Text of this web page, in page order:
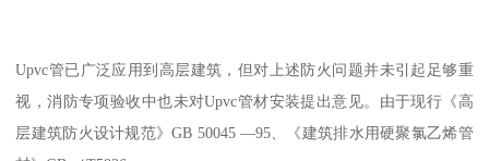
Upvc管已广泛应用到高层建筑，但对上述防火问题并未引起足够重
视，消防专项验收中也未对Upvc管材安装提出意见。由于现行《高
层建筑防火设计规范》GB 50045 —95、《建筑排水用硬聚氯乙烯管